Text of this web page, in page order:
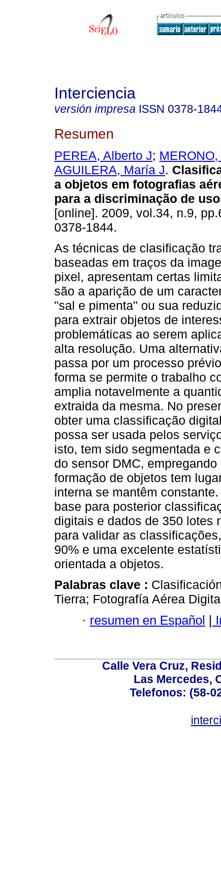
Interciencia
versión impresa ISSN 0378-
Resumen
PEREA, Alberto J;
AGUILERA, María J.
a objetos em fotografias
para a discriminação de
[online]. 2009, vol.34, n.9,
0378-1844.
As técnicas de clasificação
baseadas em traços da
pixel, apresentam certas
são a aparição de um
"sal e pimenta" ou sua
para extrair objetos de
problemáticas ao serem
alta resolução. Uma
passa por um processo
forma se permite o trabalho
amplia notavelmente a
extraida da mesma. No
obter uma classificação
possa ser usada pelos
isto, tem sido segmentada e
do sensor DMC,
formação de objetos tem
interna se mantêm
base para posterior
digitais e dados de 350 lotes
para validar as
90% e uma excelente
orientada a objetos.
Palabras clave :
Tierra; Fotografía Aérea
· resumen en Español |
Calle Vera Cruz,
Las Mercedes,
Telefonos: (58-